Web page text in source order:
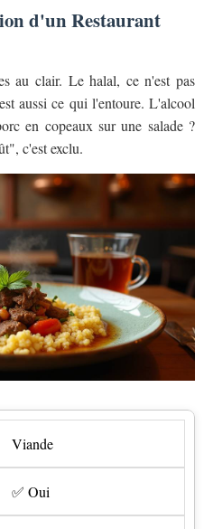
d'un Restaurant
au clair. Le halal, ce n'est pas
aussi ce qui l'entoure. L'alcool
en copeaux sur une salade ?
c'est exclu.
Viande
✅ Oui